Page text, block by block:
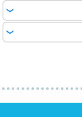
ما عليك فعله هو نسخ الكود أثناء إتمام